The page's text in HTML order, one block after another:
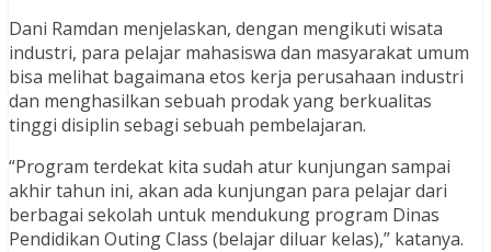
Dani Ramdan menjelaskan, dengan mengikuti wisata
industri, para pelajar mahasiswa dan masyarakat umum
bisa melihat bagaimana etos kerja perusahaan industri
dan menghasilkan sebuah prodak yang berkualitas
tinggi disiplin sebagi sebuah pembelajaran.
“Program terdekat kita sudah atur kunjungan sampai
akhir tahun ini, akan ada kunjungan para pelajar dari
berbagai sekolah untuk mendukung program Dinas
Pendidikan Outing Class (belajar diluar kelas),” katanya.